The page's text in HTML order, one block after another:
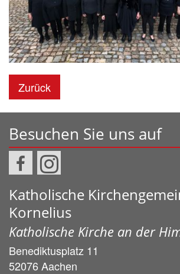
Zurück
Besuchen Sie uns auf
Katholische
Kornelius
Katholische Kirche an der
Benediktusplatz 11
52076Aachen